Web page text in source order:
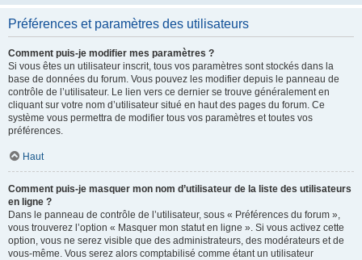
Préférences et paramètres des utilisateurs
Comment puis-je modifier mes paramètres ?
Si vous êtes un utilisateur inscrit, tous vos paramètres sont stockés dans la
base de données du forum. Vous pouvez les modifier depuis le panneau de
contrôle de l’utilisateur. Le lien vers ce dernier se trouve généralement en
cliquant sur votre nom d’utilisateur situé en haut des pages du forum. Ce
système vous permettra de modifier tous vos paramètres et toutes vos
préférences.
Haut
Comment puis-je masquer mon nom d’utilisateur de la liste des utilisateurs
en ligne ?
Dans le panneau de contrôle de l’utilisateur, sous « Préférences du forum »,
vous trouverez l’option « Masquer mon statut en ligne ». Si vous activez cette
option, vous ne serez visible que des administrateurs, des modérateurs et de
vous-même. Vous serez alors comptabilisé comme étant un utilisateur